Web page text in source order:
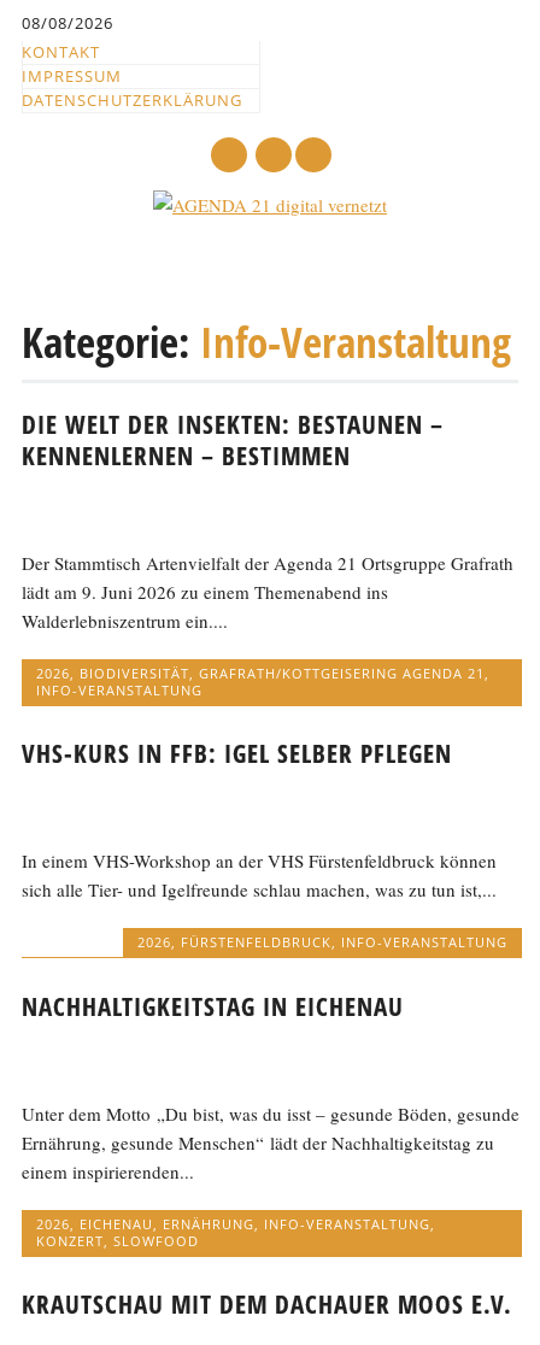
springen
08/08/2026
KONTAKT
IMPRESSUM
DATENSCHUTZERKLÄRUNG
zum
Kategorie: Info-Veranstaltung
DIE WELT DER INSEKTEN: BESTAUNEN –
KENNENLERNEN – BESTIMMEN
Der Stammtisch Artenvielfalt der Agenda 21 Ortsgruppe Grafrath
lädt am 9. Juni 2026 zu einem Themenabend ins
Walderlebniszentrum ein....
2026, BIODIVERSITÄT,GRAFRATH/KOTTGEISERING AGENDA 21,
INFO-VERANSTALTUNG
VHS-KURS IN FFB: IGEL SELBER PFLEGEN
In einem VHS-Workshop an der VHS Fürstenfeldbruck können
sich alle Tier- und Igelfreunde schlau machen, was zu tun ist,...
2026, FÜRSTENFELDBRUCK, INFO-VERANSTALTUNG
NACHHALTIGKEITSTAG IN EICHENAU
Unter dem Motto „Du bist, was du isst – gesunde Böden, gesunde
Ernährung, gesunde Menschen“ lädt der Nachhaltigkeitstag zu
einem inspirierenden...
2026 EICHENAU ERNÄHRUNG INFO-VERANSTALTUNG
KONZERT ,SLOWFOOD
KRAUTSCHAU MIT DEM DACHAUER MOOS E.V.